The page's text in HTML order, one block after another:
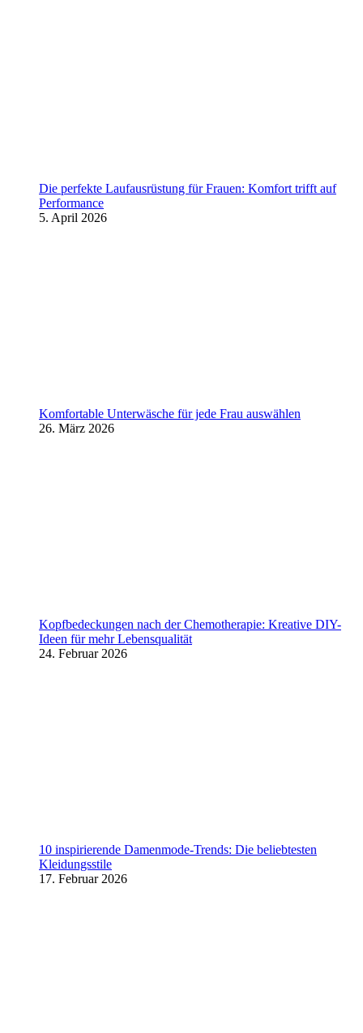
Die perfekte Laufausrüstung für Frauen: Komfort trifft auf
Performance
5. April 2026
Komfortable Unterwäsche für jede Frau auswählen
26. März 2026
Kopfbedeckungen nach der Chemotherapie: Kreative DIY-
Ideen für mehr Lebensqualität
24. Februar 2026
10 inspirierende Damenmode-Trends: Die beliebtesten
Kleidungsstile
17. Februar 2026